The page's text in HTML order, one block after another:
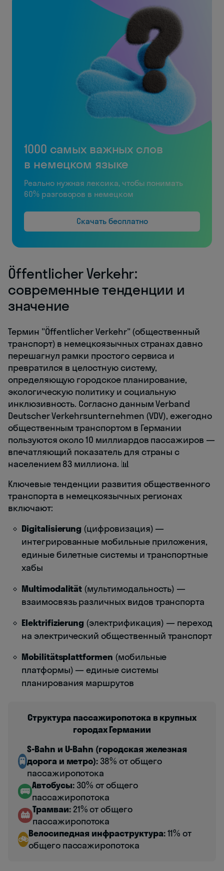
1000 самых важных слов
в немецком языке
Реально нужная лексика, чтобы понимать
60% разговоров в немецком
Скачать бесплатно
Öffentlicher Verkehr:
современные тенденции и
значение
Термин "Öffentlicher Verkehr" (общественный
транспорт) в немецкоязычных странах давно
перешагнул рамки простого сервиса и
превратился в целостную систему,
определяющую городское планирование,
экологическую политику и социальную
инклюзивность. Согласно данным Verband
Deutscher Verkehrsunternehmen (VDV), ежегодно
общественным транспортом в Германии
пользуются около 10 миллиардов пассажиров —
впечатляющий показатель для страны с
населением 83 миллиона. 📊
Ключевые тенденции развития общественного
транспорта в немецкоязычных регионах
включают:
Digitalisierung (цифровизация) —
интегрированные мобильные приложения,
единые билетные системы и транспортные
хабы
Multimodalität (мультимодальность) —
взаимосвязь различных видов транспорта
Elektrifizierung (электрификация) — переход
на электрический общественный транспорт
Mobilitätsplattformen (мобильные
платформы) — единые системы
планирования маршрутов
Структура пассажиропотока в крупных
городах Германии
🚆
S-Bahn и U-Bahn (городская железная
дорога и метро): 38% от общего
пассажиропотока
🚌
Автобусы:30% от общего
пассажиропотока
🚋
Трамваи:21% от общего
пассажиропотока
🚲
Велосипедная инфраструктура:11% от
общего пассажиропотока